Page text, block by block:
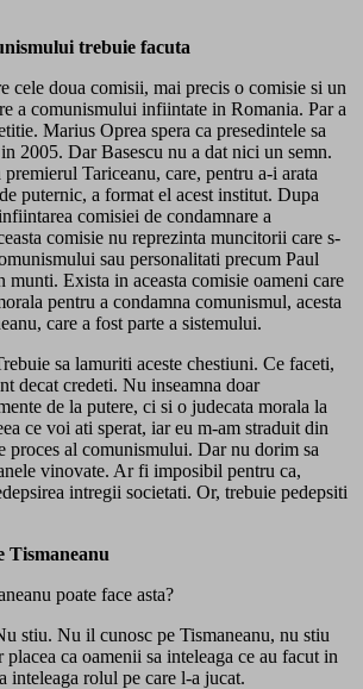
trebuie facuta
cele doua comisii, mai precis o comisie si un
a comunismului infiintate in Romania. Par a
Marius Oprea spera ca presedintele sa
2005. Dar Basescu nu a dat nici un semn.
Tariceanu, care, pentru a-i arata
puternic, a format el acest institut. Dupa
comisiei de condamnare a
comisie nu reprezinta muncitorii care s-
sau personalitati precum Paul
munti. Exista in aceasta comisie oameni care
pentru a condamna comunismul, acesta
care a fost parte a sistemului.
sa lamuriti aceste chestiuni. Ce faceti,
decat credeti. Nu inseamna doar
de la putere, ci si o judecata morala la
ce voi ati sperat, iar eu m-am straduit din
proces al comunismului. Dar nu dorim sa
vinovate. Ar fi imposibil pentru ca,
intregii societati. Or, trebuie pedepsiti
Tismaneanu
poate face asta?
stiu. Nu il cunosc pe Tismaneanu, nu stiu
ca oamenii sa inteleaga ce au facut in
inteleaga rolul pe care l-a jucat.